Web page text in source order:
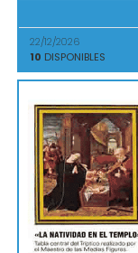
22/12/2026
10 DISPONIBLES